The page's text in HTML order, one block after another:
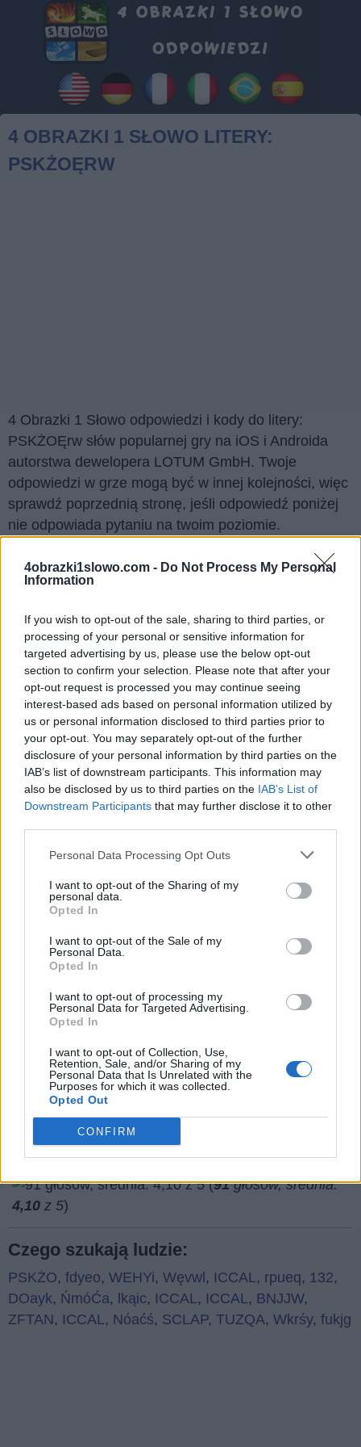
4obrazki1slowo.com - Do Not Process My Personal
Information
If you wish to opt-out of the sale, sharing to third parties, or
processing of your personal or sensitive information for
targeted advertising by us, please use the below opt-out
section to confirm your selection. Please note that after your
opt-out request is processed you may continue seeing
interest-based ads based on personal information utilized by
us or personal information disclosed to third parties prior to
your opt-out. You may separately opt-out of the further
disclosure of your personal information by third parties on the
IAB’s list of downstream participants. This information may
also be disclosed by us to third parties on the IAB’s List of
Downstream Participants that may further disclose it to other
Personal Data Processing Opt Outs
I want to opt-out of the Sharing of my
personal data.
Opted In
I want to opt-out of the Sale of my
Personal Data.
Opted In
I want to opt-out of processing my
Personal Data for Targeted Advertising.
Opted In
I want to opt-out of Collection, Use,
Retention, Sale, and/or Sharing of my
Personal Data that Is Unrelated with the
Purposes for which it was collected.
Opted Out
CONFIRM
4 OBRAZKI 1 SŁOWO LITERY:
PSKŻOĘRW
4 Obrazki 1 Słowo odpowiedzi i kody do litery:
PSKŻOĘrw słów popularnej gry na iOS i Androida
autorstwa dewelopera LOTUM GmbH. Twoje
odpowiedzi w grze mogą być w innej kolejności, więc
sprawdź poprzednią stronę, jeśli odpowiedź poniżej
nie odpowiada pytaniu na twoim poziomie.
Wyszukaj według liter, wprowadź
wszystkie litery:
Wyszukaj
według
liter,
wprowadź
wszystkie
litery:
Szukaj
Kliknij na zdjęcie, aby zobaczyć odpowiedź.
Co sądzisz o naszej stronie?
(91głosów, średnia:
4,10 z 5)
Czego szukają ludzie:
PSKŻO, fdyeo, WEHYi, Węvwl , ICCAL, rpueq, 132,
DOayk, ŃmóĆa, lkąic, ICCAL, ICCAL, BNJJW,
ZFTAN, ICCAL, Nóaćś, SCLAP, TUZQA, Wkrśy, fukjg